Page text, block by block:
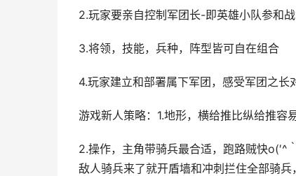
2.玩家要亲自控制军团长-即英雄小队参和
3.将领，技能，兵种，阵型皆可自在组合
4.玩家建立和部署属下军团，感受军团之
游戏新人策略：1.地形，横给推比纵给推容
2.操作，主角带骑兵最合适，跑路贼快o(′^
敌人骑兵来了就开盾墙和冲刺拦住全部骑